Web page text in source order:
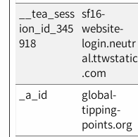
__tea_sess
ion_id_345
918
sf16-
website-
login.neutr
al.ttwstatic
.com
_a_id
global-
tipping-
points.org